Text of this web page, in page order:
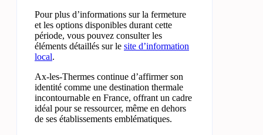
Pour plus d’informations sur la fermeture
et les options disponibles durant cette
période, vous pouvez consulter les
éléments détaillés sur le site d’information
local.
Ax-les-Thermes continue d’affirmer son
identité comme une destination thermale
incontournable en France, offrant un cadre
idéal pour se ressourcer, même en dehors
de ses établissements emblématiques.